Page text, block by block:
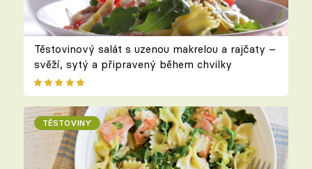
Těstovinový salát s uzenou makrelou a rajčaty –
svěží, sytý a připravený během chvilky
TĚSTOVINY